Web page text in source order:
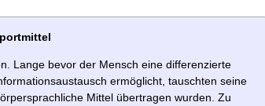
Lange bevor der Mensch eine differenzierte
ermöglicht, tauschten seine
Mittel übertragen wurden. Zu